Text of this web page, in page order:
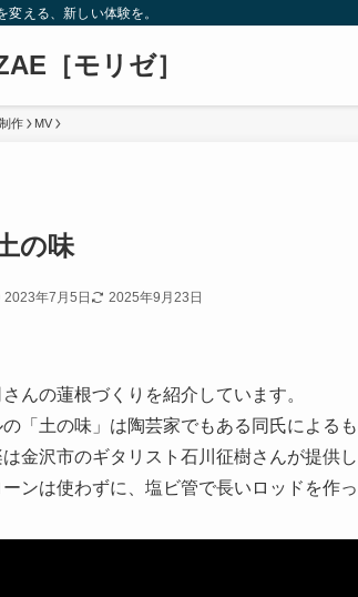
変える、新しい体験を。
［モリゼ］
作 MV
の味
2023年7月5日 2025年9月23日
んの蓮根づくりを紹介しています。
「土の味」は陶芸家でもある同氏によるも
は金沢市のギタリスト石川征樹さんが提供し
ンは使わずに、塩ビ管で長いロッドを作っ